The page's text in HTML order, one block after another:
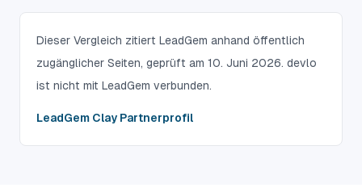
Dieser Vergleich zitiert LeadGem anhand öffentlich
zugänglicher Seiten, geprüft am 10. Juni 2026. devlo
ist nicht mit LeadGem verbunden.
LeadGem Clay Partnerprofil